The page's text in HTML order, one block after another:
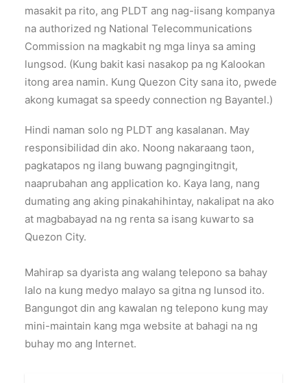
masakit pa rito, ang PLDT ang nag-iisang kompanya
na authorized ng National Telecommunications
Commission na magkabit ng mga linya sa aming
lungsod. (Kung bakit kasi nasakop pa ng Kalookan
itong area namin. Kung Quezon City sana ito, pwede
akong kumagat sa speedy connection ng Bayantel.)
Hindi naman solo ng PLDT ang kasalanan. May
responsibilidad din ako. Noong nakaraang taon,
pagkatapos ng ilang buwang pagngingitngit,
naaprubahan ang application ko. Kaya lang, nang
dumating ang aking pinakahihintay, nakalipat na ako
at magbabayad na ng renta sa isang kuwarto sa
Quezon City.
Mahirap sa dyarista ang walang telepono sa bahay
lalo na kung medyo malayo sa gitna ng lunsod ito.
Bangungot din ang kawalan ng telepono kung may
mini-maintain kang mga website at bahagi na ng
buhay mo ang Internet.